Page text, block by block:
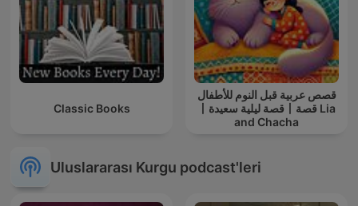
Classic Books
قصص عربية قبل النوم للأطفال
and Chacha
Uluslararası Kurgu podcast'leri